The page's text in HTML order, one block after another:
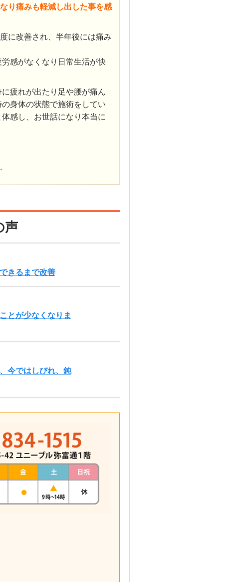
り痛みも軽減し出した事を感
に改善され、半年後には痛み
感がなくなり日常生活が快
疲れが出たり足や腰が痛ん
身体の状態で施術をしてい
感し、お世話になり本当に
声
きるまで改善
とが少なくなりま
今ではしびれ、鈍